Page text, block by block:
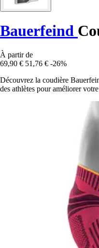
Bauerfeind
À partir de
69,90 € 51,76 € -26%
Découvrez la coudière
des athlètes pour améliorer